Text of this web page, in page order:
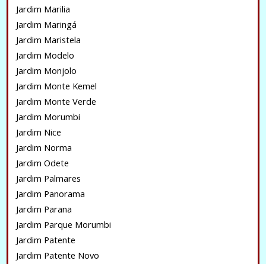
Jardim Marilia
Jardim Maringá
Jardim Maristela
Jardim Modelo
Jardim Monjolo
Jardim Monte Kemel
Jardim Monte Verde
Jardim Morumbi
Jardim Nice
Jardim Norma
Jardim Odete
Jardim Palmares
Jardim Panorama
Jardim Parana
Jardim Parque Morumbi
Jardim Patente
Jardim Patente Novo